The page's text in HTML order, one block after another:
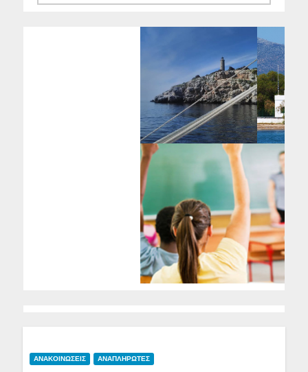
ΑΝΑΚΟΙΝΩΣΕΙΣ ΑΝΑΠΛΗΡΩΤΕΣ